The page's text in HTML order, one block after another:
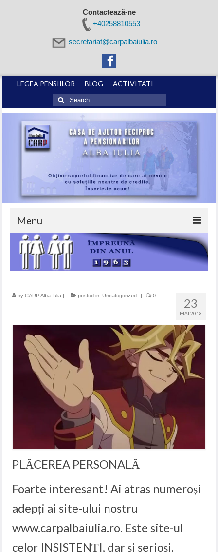
Contactează-ne
+40258810553
secretariat@carpalbaiulia.ro
LEGEA PENSIILOR BLOG ACTIVITATI
Search
for:
Menu
ACASA
DESPRE NOI
AJUTOARE DE INMORMANTARE
AJUTOARE NERAMBURSABILE
GALERIE FOTO
BLOG
CONTACT
23
MAI 2018
by CARP Alba Iulia posted in: Uncategorized 0
PLĂCEREA PERSONALĂ
Foarte interesant! Ai atras numeroși
adepți ai site-ului nostru
www.carpalbaiulia.ro. Este site-ul
celor INSISTENȚI, dar și serioși.